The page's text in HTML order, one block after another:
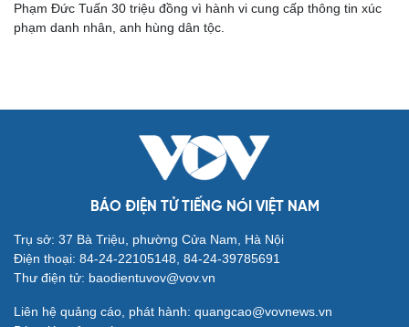
Cải chính
Phạm Đức Tuấn 30 triệu đồng vì hành vi cung cấp thông tin xúc
phạm danh nhân, anh hùng dân tộc.
BÁO ĐIỆN TỬ TIẾNG NÓI VIỆT NAM
Trụ sở: 37 Bà Triệu, phường Cửa Nam, Hà Nội
Điện thoại: 84-24-22105148, 84-24-39785691
Thư điện tử: baodientuvov@vov.vn
Liên hệ quảng cáo, phát hành: quangcao@vovnews.vn